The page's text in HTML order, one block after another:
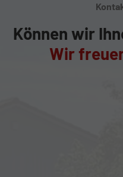
Können wir
Wir